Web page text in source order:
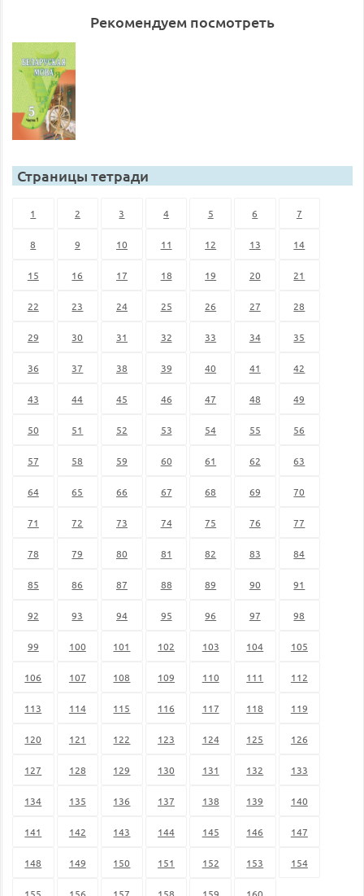
Рекомендуем посмотреть
Страницы тетради
1 2 3 4 5 6 7
8 9 10 11 12 13 14
15 16 17 18 19 20 21
22 23 24 25 26 27 28
29 30 31 32 33 34 35
36 37 38 39 40 41 42
43 44 45 46 47 48 49
50 51 52 53 54 55 56
57 58 59 60 61 62 63
64 65 66 67 68 69 70
71 72 73 74 75 76 77
78 79 80 81 82 83 84
85 86 87 88 89 90 91
92 93 94 95 96 97 98
99 100 101 102 103 104 105
106 107 108 109 110 111 112
113 114 115 116 117 118 119
120 121 122 123 124 125 126
127 128 129 130 131 132 133
134 135 136 137 138 139 140
141 142 143 144 145 146 147
148 149 150 151 152 153 154